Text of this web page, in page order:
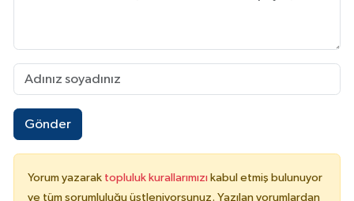
Gönder
Yorum yazarak topluluk kurallarımızı kabul etmiş bulunuyor
ve tüm sorumluluğu üstleniyorsunuz. Yazılan yorumlardan